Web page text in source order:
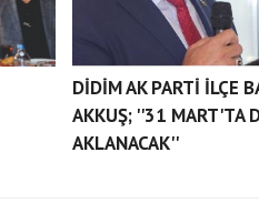
DİDİM AK PARTİ İLÇE
AKKUŞ; ''31 MART'TA
AKLANACAK''